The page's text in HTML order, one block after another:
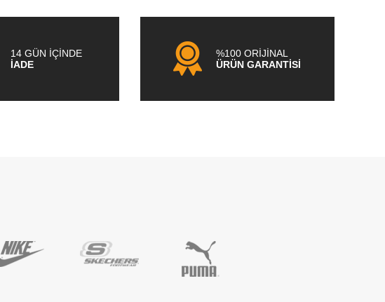
14 GÜN İÇİNDE
İADE
%100 ORİJİNAL
ÜRÜN GARANTİSİ